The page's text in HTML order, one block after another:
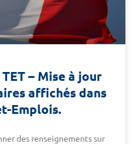
– Mise à jour
affichés dans
Emplois.
des renseignements sur